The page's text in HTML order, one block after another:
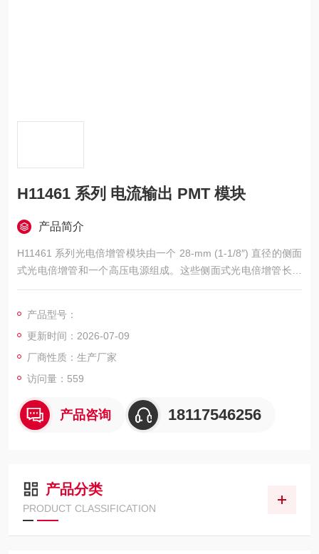
H11461 系列 电流输出 PMT 模块
产品简介
H11461 系列光电倍增管模块由一个 28-mm (1-1/8″) 直径的侧面
式光电倍增管和一个高压电源组成。这些侧面式光电倍增管长期
以来一直用于光谱用途，具有高增益和高灵敏度的特点。标准阵
H11461P-01 和 H11461P-11 属于低暗计数类型，非常适合光子
计数和低光量测量等用途。
产品型号：
更新时间：2026-07-09
厂商性质：生产厂家
访问量：559
产品咨询 18117546256
产品分类
PRODUCT CLASSIFICATION